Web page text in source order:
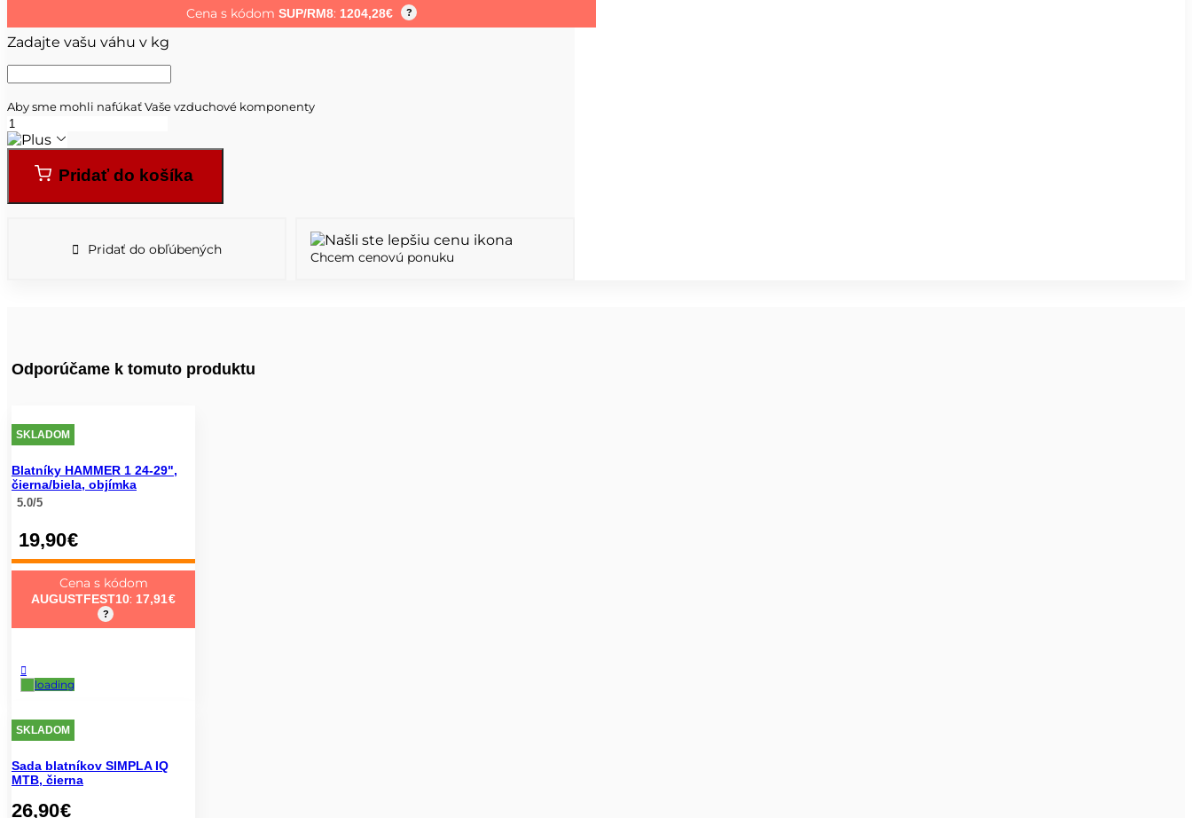
Cena s kódom SUP/RM8: 1204,28€ ?
Zadajte vašu váhu v kg
Aby sme mohli nafúkať Vaše vzduchové komponenty
Pridať do košíka
Pridať do obľúbených Chcem cenovú ponuku
Odporúčame k tomuto produktu
SKLADOM
Blatníky HAMMER 1 24-29",
čierna/biela, objímka
5.0/5
19,90€
Cena s kódom
AUGUSTFEST10: 17,91€
?
SKLADOM
Sada blatníkov SIMPLA IQ
MTB, čierna
26,90€